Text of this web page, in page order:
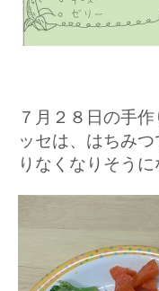
７月２８日の手
ッセは、はちみ
りなくなりそうに